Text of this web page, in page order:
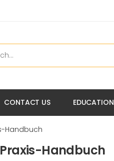
CONTACT US EDUCATION
Handbuch
Praxis-Handbuch